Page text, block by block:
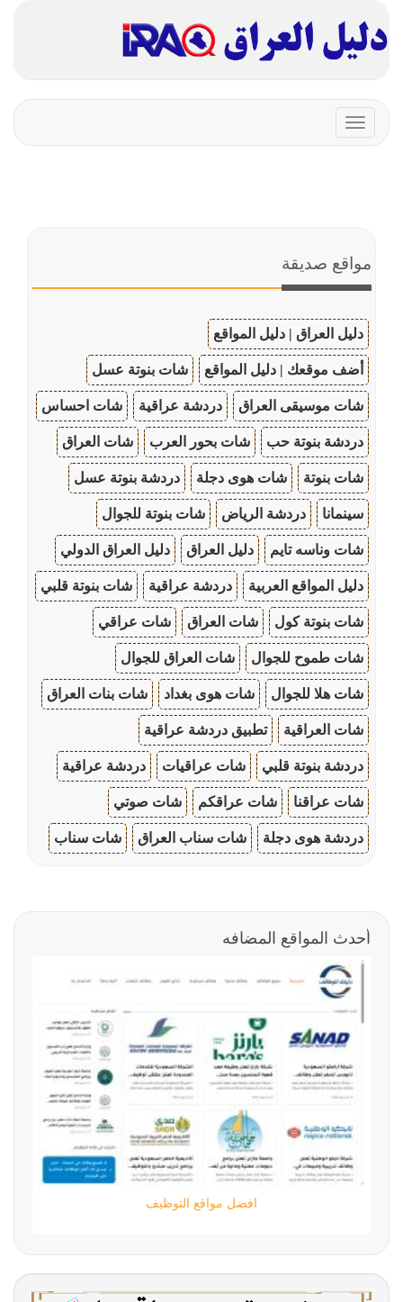
Toggle
navigation
مواقع صديقة
دليل العراق | دليل المواقع
أضف موقعك | دليل المواقع شات بنوتة عسل
شات موسيقى العراق دردشة عراقية شات احساس
دردشة بنوتة حب شات بحور العرب شات العراق
شات بنوتة شات هوى دجلة دردشة بنوتة عسل
سينمانا دردشة الرياض شات بنوتة للجوال
شات وناسه تايم دليل العراق دليل العراق الدولي
دليل المواقع العربية دردشة عراقية شات بنوتة قلبي
شات بنوتة كول شات العراق شات عراقي
شات طموح للجوال شات العراق للجوال
شات هلا للجوال شات هوى بغداد شات بنات العراق
شات العراقية تطبيق دردشة عراقية
دردشة بنوتة قلبي شات عراقيات دردشة عراقية
شات عراقنا شات عراقكم شات صوتي
دردشة هوى دجلة شات سناب العراق شات سناب
أحدث المواقع المضافه
افضل مواقع التوظيف